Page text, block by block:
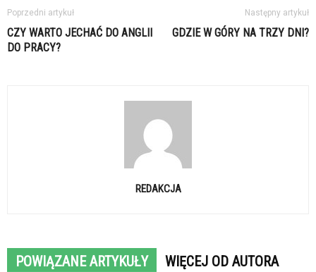
Poprzedni artykuł
CZY WARTO JECHAĆ DO ANGLII
DO PRACY?
Następny artykuł
GDZIE W GÓRY NA TRZY DNI?
REDAKCJA
POWIĄZANE ARTYKUŁY WIĘCEJ OD AUTORA